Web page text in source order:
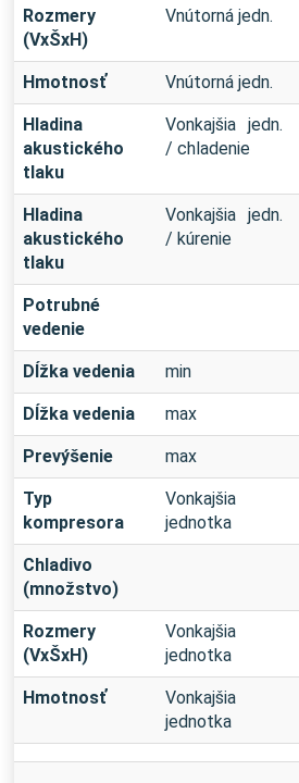
Rozmery
(VxŠxH)
Vnútorná jedn.
Hmotnosť Vnútorná jedn.
Hladina
akustického
tlaku
Vonkajšia jedn.
/ chladenie
Hladina
akustického
tlaku
Vonkajšia jedn.
/ kúrenie
Potrubné
vedenie
Dĺžka vedenia min
Dĺžka vedenia max
Prevýšenie max
Typ
kompresora
Vonkajšia
jednotka
Chladivo
(množstvo)
Rozmery
(VxŠxH)
Vonkajšia
jednotka
Hmotnosť
Vonkajšia
jednotka